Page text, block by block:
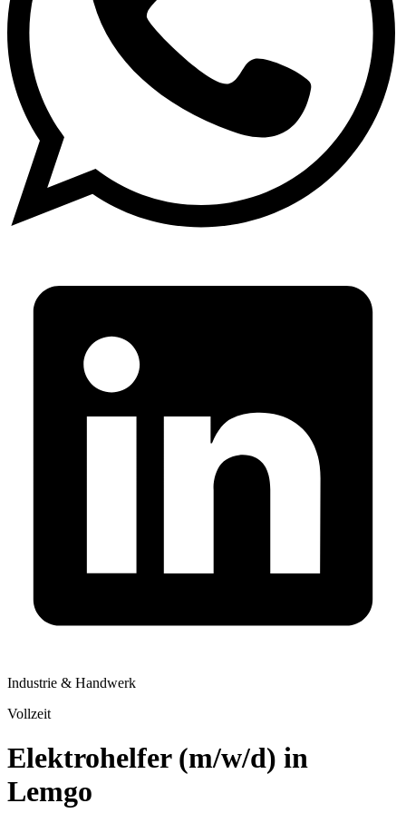
Industrie & Handwerk
Vollzeit
Elektrohelfer (m/w/d) in
Lemgo